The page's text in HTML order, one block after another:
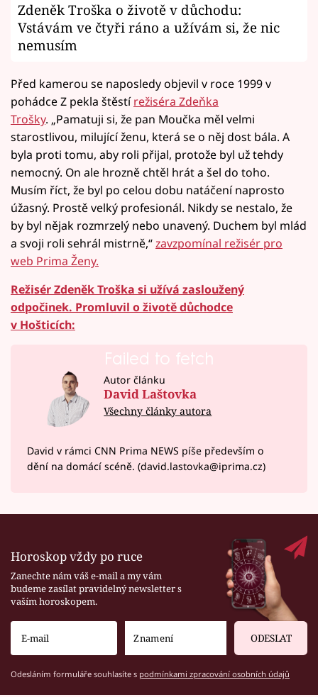
Zdeněk Troška o životě v důchodu:
Vstávám ve čtyři ráno a užívám si, že nic
nemusím
Před kamerou se naposledy objevil v roce 1999 v
pohádce Z pekla štěstírežiséra Zdeňka
Trošky. „Pamatuji si, že pan Moučka měl velmi
starostlivou, milující ženu, která se o něj dost bála. A
byla proti tomu, aby roli přijal, protože byl už tehdy
nemocný. On ale hrozně chtěl hrát a šel do toho.
Musím říct, že byl po celou dobu natáčení naprosto
úžasný. Prostě velký profesionál. Nikdy se nestalo, že
by byl nějak rozmrzelý nebo unavený. Duchem byl mlád
a svoji roli sehrál mistrně,“zavzpomínal režisér pro
web Prima Ženy.
Režisér Zdeněk Troška si užívá zasloužený
odpočinek. Promluvil o životě důchodce
v Hošticích:
Failed to fetch
Autor článku
David Laštovka
Všechny články autora
David v rámci CNN Prima NEWS píše především o
dění na domácí scéně. (david.lastovka@iprima.cz)
Horoskop vždy po ruce
Zanechte nám váš e-mail a my vám
budeme zasílat pravidelný newsletter s
vaším horoskopem.
ODESLAT
Odesláním formuláře souhlasíte s podmínkami zpracování osobních údajů